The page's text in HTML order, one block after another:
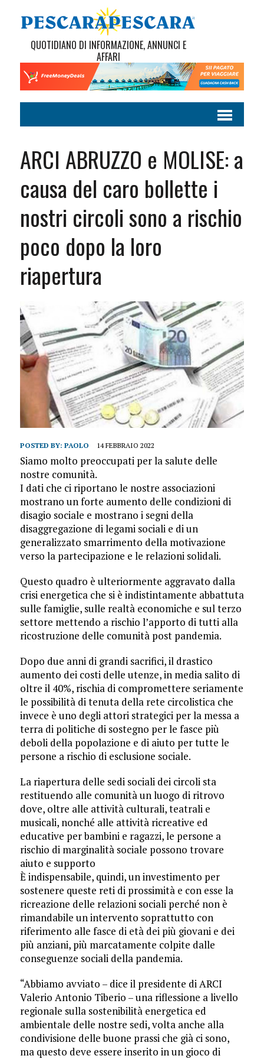
QUOTIDIANO DI INFORMAZIONE, ANNUNCI E
AFFARI
ARCI ABRUZZO e MOLISE: a
causa del caro bollette i
nostri circoli sono a rischio
poco dopo la loro
riapertura
POSTED BY: PAOLO 14 FEBBRAIO 2022
Siamo molto preoccupati per la salute delle
nostre comunità.
I dati che ci riportano le nostre associazioni
mostrano un forte aumento delle condizioni di
disagio sociale e mostrano i segni della
disaggregazione di legami sociali e di un
generalizzato smarrimento della motivazione
verso la partecipazione e le relazioni solidali.
Questo quadro è ulteriormente aggravato dalla
crisi energetica che si è indistintamente abbattuta
sulle famiglie, sulle realtà economiche e sul terzo
settore mettendo a rischio l’apporto di tutti alla
ricostruzione delle comunità post pandemia.
Dopo due anni di grandi sacrifici, il drastico
aumento dei costi delle utenze, in media salito di
oltre il 40%, rischia di compromettere seriamente
le possibilità di tenuta della rete circolistica che
invece è uno degli attori strategici per la messa a
terra di politiche di sostegno per le fasce più
deboli della popolazione e di aiuto per tutte le
persone a rischio di esclusione sociale.
La riapertura delle sedi sociali dei circoli sta
restituendo alle comunità un luogo di ritrovo
dove, oltre alle attività culturali, teatrali e
musicali, nonché alle attività ricreative ed
educative per bambini e ragazzi, le persone a
rischio di marginalità sociale possono trovare
aiuto e supporto
È indispensabile, quindi, un investimento per
sostenere queste reti di prossimità e con esse la
ricreazione delle relazioni sociali perché non è
rimandabile un intervento soprattutto con
riferimento alle fasce di età dei più giovani e dei
più anziani, più marcatamente colpite dalle
conseguenze sociali della pandemia.
“Abbiamo avviato – dice il presidente di ARCI
Valerio Antonio Tiberio – una riflessione a livello
regionale sulla sostenibilità energetica ed
ambientale delle nostre sedi, volta anche alla
condivisione delle buone prassi che già ci sono,
ma questo deve essere inserito in un gioco di